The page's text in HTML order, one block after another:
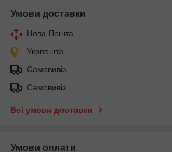
Умови доставки
Нова Пошта
Укрпошта
Самовивіз
Самовивіз
Всі умови доставки
Умови оплати